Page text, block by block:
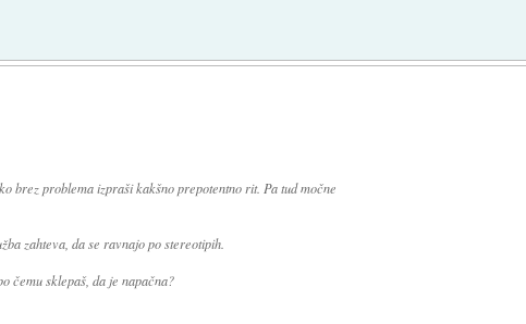
brez problema izpraši kakšno prepotentno rit. Pa tud močne
zahteva, da se ravnajo po stereotipih.
čemu sklepaš, da je napačna?